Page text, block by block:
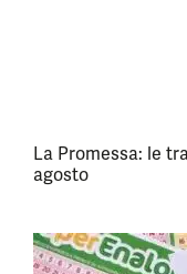
La Promessa: le
agosto